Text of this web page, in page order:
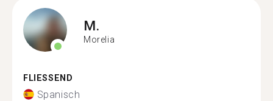
M.
Morelia
FLIESSEND
Spanisch